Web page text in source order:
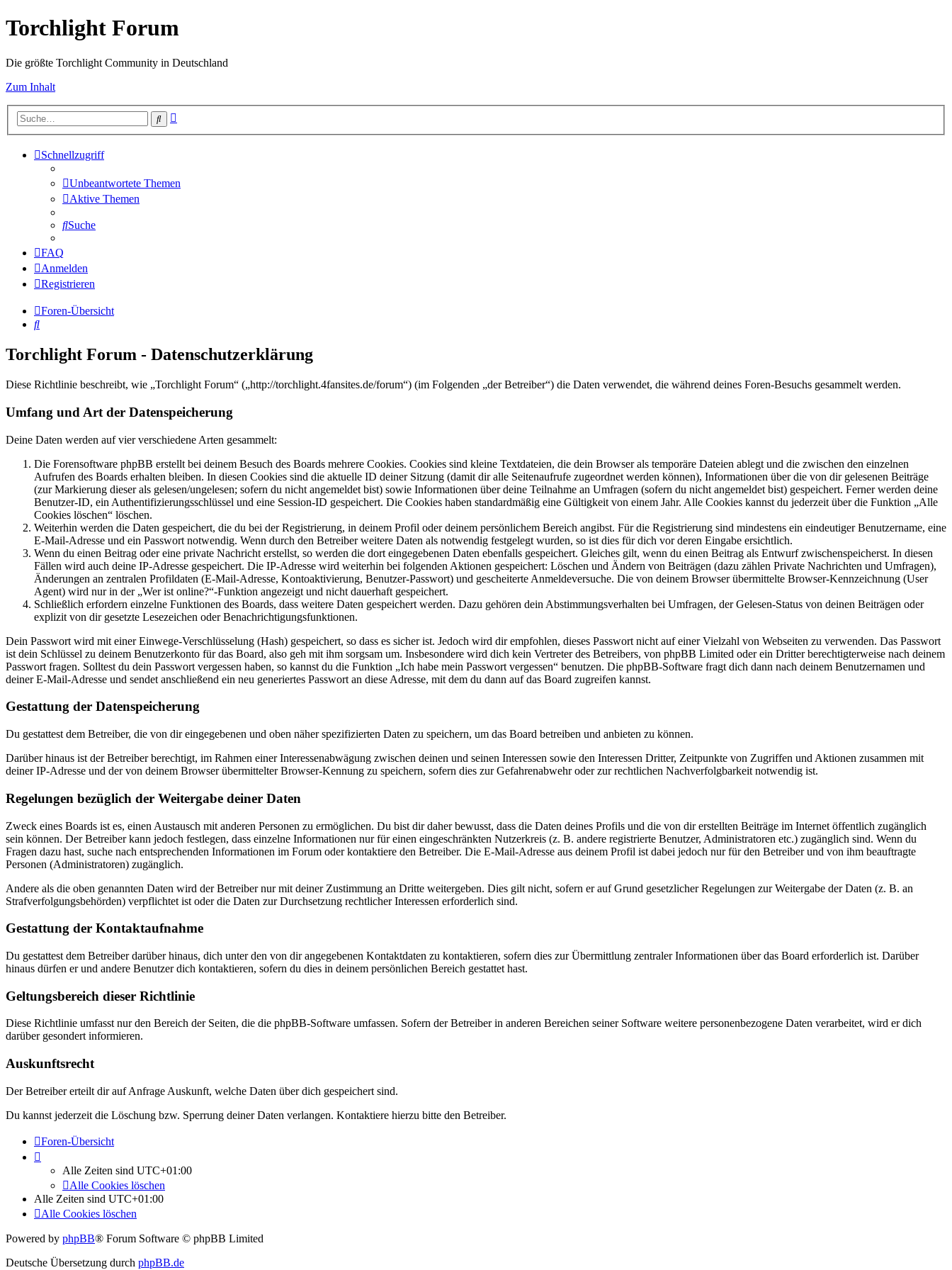
Torchlight Forum
Die größte Torchlight Community in Deutschland
Zum Inhalt
Suche
Schnellzugriff
Unbeantwortete Themen
Aktive Themen
Suche
FAQ
Anmelden
Registrieren
Foren-Übersicht
Suche
Torchlight Forum - Datenschutzerklärung
Diese Richtlinie beschreibt, wie „Torchlight Forum“ („http://torchlight.4fansites.de/forum“) (im Folgenden „der Betreiber“) die Daten verwendet, die während deines Foren-Besuchs gesammelt werden.
Umfang und Art der Datenspeicherung
Deine Daten werden auf vier verschiedene Arten gesammelt:
Die Forensoftware phpBB erstellt bei deinem Besuch des Boards mehrere Cookies. Cookies sind kleine Textdateien, die dein Browser als temporäre Dateien ablegt und die zwischen den einzelnen
Aufrufen des Boards erhalten bleiben. In diesen Cookies sind die aktuelle ID deiner Sitzung (damit dir alle Seitenaufrufe zugeordnet werden können), Informationen über die von dir gelesenen Beiträge
(zur Markierung dieser als gelesen/ungelesen; sofern du nicht angemeldet bist) sowie Informationen über deine Teilnahme an Umfragen (sofern du nicht angemeldet bist) gespeichert. Ferner werden deine
Benutzer-ID, ein Authentifizierungsschlüssel und eine Session-ID gespeichert. Die Cookies haben standardmäßig eine Gültigkeit von einem Jahr. Alle Cookies kannst du jederzeit über die Funktion „Alle
Cookies löschen“ löschen.
Weiterhin werden die Daten gespeichert, die du bei der Registrierung, in deinem Profil oder deinem persönlichem Bereich angibst. Für die Registrierung sind mindestens ein eindeutiger Benutzername, eine
E-Mail-Adresse und ein Passwort notwendig. Wenn durch den Betreiber weitere Daten als notwendig festgelegt wurden, so ist dies für dich vor deren Eingabe ersichtlich.
Wenn du einen Beitrag oder eine private Nachricht erstellst, so werden die dort eingegebenen Daten ebenfalls gespeichert. Gleiches gilt, wenn du einen Beitrag als Entwurf zwischenspeicherst. In diesen
Fällen wird auch deine IP-Adresse gespeichert. Die IP-Adresse wird weiterhin bei folgenden Aktionen gespeichert: Löschen und Ändern von Beiträgen (dazu zählen Private Nachrichten und Umfragen),
Änderungen an zentralen Profildaten (E-Mail-Adresse, Kontoaktivierung, Benutzer-Passwort) und gescheiterte Anmeldeversuche. Die von deinem Browser übermittelte Browser-Kennzeichnung (User
Agent) wird nur in der „Wer ist online?“-Funktion angezeigt und nicht dauerhaft gespeichert.
Schließlich erfordern einzelne Funktionen des Boards, dass weitere Daten gespeichert werden. Dazu gehören dein Abstimmungsverhalten bei Umfragen, der Gelesen-Status von deinen Beiträgen oder
explizit von dir gesetzte Lesezeichen oder Benachrichtigungsfunktionen.
Dein Passwort wird mit einer Einwege-Verschlüsselung (Hash) gespeichert, so dass es sicher ist. Jedoch wird dir empfohlen, dieses Passwort nicht auf einer Vielzahl von Webseiten zu verwenden. Das Passwort
ist dein Schlüssel zu deinem Benutzerkonto für das Board, also geh mit ihm sorgsam um. Insbesondere wird dich kein Vertreter des Betreibers, von phpBB Limited oder ein Dritter berechtigterweise nach deinem
Passwort fragen. Solltest du dein Passwort vergessen haben, so kannst du die Funktion „Ich habe mein Passwort vergessen“ benutzen. Die phpBB-Software fragt dich dann nach deinem Benutzernamen und
deiner E-Mail-Adresse und sendet anschließend ein neu generiertes Passwort an diese Adresse, mit dem du dann auf das Board zugreifen kannst.
Gestattung der Datenspeicherung
Du gestattest dem Betreiber, die von dir eingegebenen und oben näher spezifizierten Daten zu speichern, um das Board betreiben und anbieten zu können.
Darüber hinaus ist der Betreiber berechtigt, im Rahmen einer Interessenabwägung zwischen deinen und seinen Interessen sowie den Interessen Dritter, Zeitpunkte von Zugriffen und Aktionen zusammen mit
deiner IP-Adresse und der von deinem Browser übermittelter Browser-Kennung zu speichern, sofern dies zur Gefahrenabwehr oder zur rechtlichen Nachverfolgbarkeit notwendig ist.
Regelungen bezüglich der Weitergabe deiner Daten
Zweck eines Boards ist es, einen Austausch mit anderen Personen zu ermöglichen. Du bist dir daher bewusst, dass die Daten deines Profils und die von dir erstellten Beiträge im Internet öffentlich zugänglich
sein können. Der Betreiber kann jedoch festlegen, dass einzelne Informationen nur für einen eingeschränkten Nutzerkreis (z. B. andere registrierte Benutzer, Administratoren etc.) zugänglich sind. Wenn du
Fragen dazu hast, suche nach entsprechenden Informationen im Forum oder kontaktiere den Betreiber. Die E-Mail-Adresse aus deinem Profil ist dabei jedoch nur für den Betreiber und von ihm beauftragte
Personen (Administratoren) zugänglich.
Andere als die oben genannten Daten wird der Betreiber nur mit deiner Zustimmung an Dritte weitergeben. Dies gilt nicht, sofern er auf Grund gesetzlicher Regelungen zur Weitergabe der Daten (z. B. an
Strafverfolgungsbehörden) verpflichtet ist oder die Daten zur Durchsetzung rechtlicher Interessen erforderlich sind.
Gestattung der Kontaktaufnahme
Du gestattest dem Betreiber darüber hinaus, dich unter den von dir angegebenen Kontaktdaten zu kontaktieren, sofern dies zur Übermittlung zentraler Informationen über das Board erforderlich ist. Darüber
hinaus dürfen er und andere Benutzer dich kontaktieren, sofern du dies in deinem persönlichen Bereich gestattet hast.
Geltungsbereich dieser Richtlinie
Diese Richtlinie umfasst nur den Bereich der Seiten, die die phpBB-Software umfassen. Sofern der Betreiber in anderen Bereichen seiner Software weitere personenbezogene Daten verarbeitet, wird er dich
darüber gesondert informieren.
Auskunftsrecht
Der Betreiber erteilt dir auf Anfrage Auskunft, welche Daten über dich gespeichert sind.
Du kannst jederzeit die Löschung bzw. Sperrung deiner Daten verlangen. Kontaktiere hierzu bitte den Betreiber.
Foren-Übersicht
Alle Zeiten sind UTC+01:00
Alle Cookies löschen
Alle Zeiten sind UTC+01:00
Alle Cookies löschen
Powered by phpBB® Forum Software © phpBB Limited
Deutsche Übersetzung durch phpBB.de